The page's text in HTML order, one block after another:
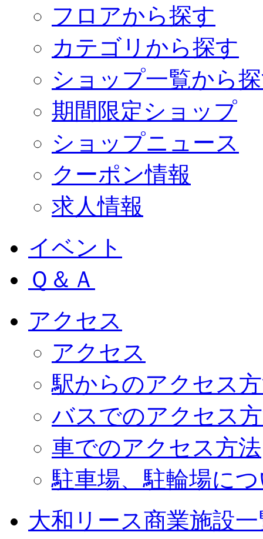
フロアから探す
カテゴリから探す
ショップ一覧から
期間限定ショップ
ショップニュース
クーポン情報
求人情報
イベント
Ｑ＆Ａ
アクセス
アクセス
駅からのアクセス
バスでのアクセス
車でのアクセス方法
駐車場、駐輪場に
大和リース商業施設